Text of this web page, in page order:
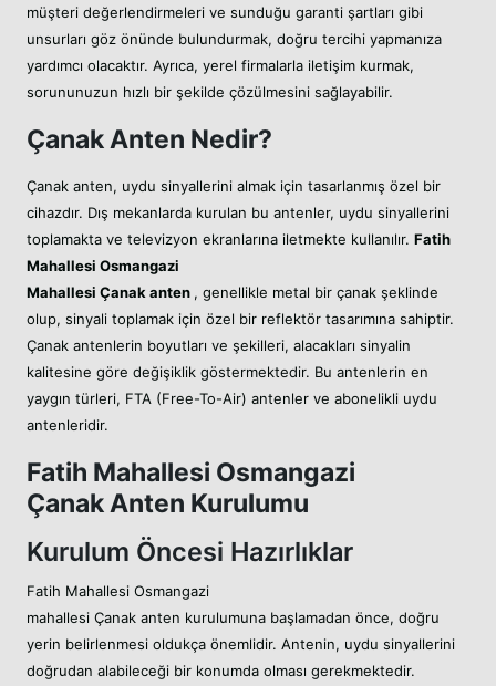
müşteri değerlendirmeleri ve sunduğu garanti şartları gibi
unsurları göz önünde bulundurmak, doğru tercihi yapmanıza
yardımcı olacaktır. Ayrıca, yerel firmalarla iletişim kurmak,
sorununuzun hızlı bir şekilde çözülmesini sağlayabilir.
Çanak Anten Nedir?
Çanak anten, uydu sinyallerini almak için tasarlanmış özel bir
cihazdır. Dış mekanlarda kurulan bu antenler, uydu sinyallerini
toplamakta ve televizyon ekranlarına iletmekte kullanılır. Fatih
Mahallesi Osmangazi
Mahallesi Çanak anten , genellikle metal bir çanak şeklinde
olup, sinyali toplamak için özel bir reflektör tasarımına sahiptir.
Çanak antenlerin boyutları ve şekilleri, alacakları sinyalin
kalitesine göre değişiklik göstermektedir. Bu antenlerin en
yaygın türleri, FTA (Free-To-Air) antenler ve abonelikli uydu
antenleridir.
Fatih Mahallesi Osmangazi
Çanak Anten Kurulumu
Kurulum Öncesi Hazırlıklar
Fatih Mahallesi Osmangazi
mahallesi Çanak anten kurulumuna başlamadan önce, doğru
yerin belirlenmesi oldukça önemlidir. Antenin, uydu sinyallerini
doğrudan alabileceği bir konumda olması gerekmektedir.